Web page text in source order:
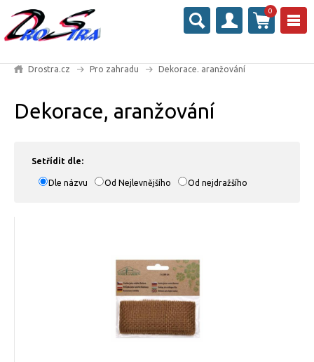
0
Drostra.cz Pro zahradu Dekorace. aranžování
Dekorace, aranžování
Setřídit dle:
Dle názvu Od Nejlevnějšího Od nejdražšího